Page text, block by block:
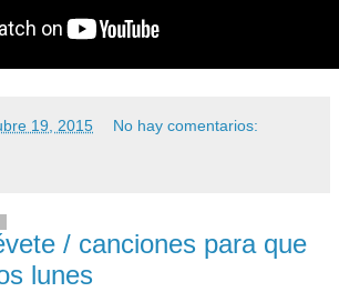
19, 2015 No hay comentarios:
/ canciones para que
lunes